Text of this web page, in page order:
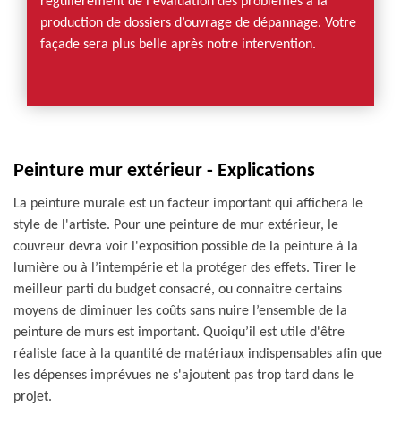
production de dossiers d’ouvrage de dépannage. Votre
façade sera plus belle après notre intervention.
Peinture mur extérieur - Explications
La peinture murale est un facteur important qui affichera le
style de l'artiste. Pour une peinture de mur extérieur, le
couvreur devra voir l'exposition possible de la peinture à la
lumière ou à l’intempérie et la protéger des effets. Tirer le
meilleur parti du budget consacré, ou connaitre certains
moyens de diminuer les coûts sans nuire l’ensemble de la
peinture de murs est important. Quoiqu’il est utile d'être
réaliste face à la quantité de matériaux indispensables afin que
les dépenses imprévues ne s'ajoutent pas trop tard dans le
projet.